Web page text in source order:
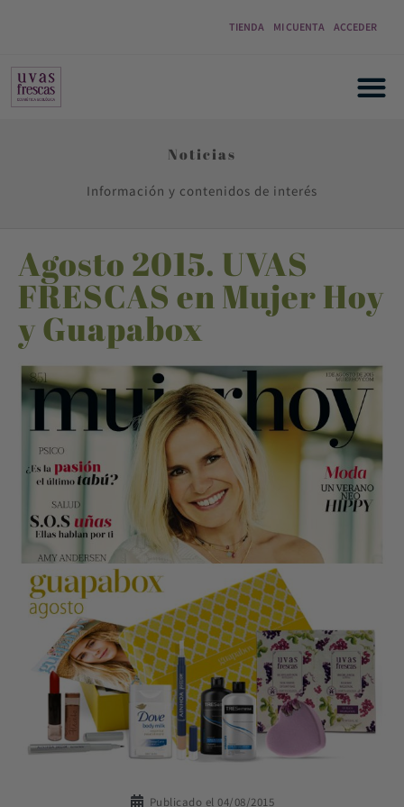
TIENDA MI CUENTA ACCEDER
Noticias
Información y contenidos de interés
Agosto 2015. UVAS
FRESCAS en Mujer Hoy
y Guapabox
Publicado el 04/08/2015